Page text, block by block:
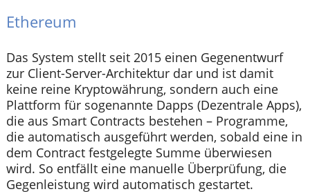
Ethereum
Das System stellt seit 2015 einen Gegenentwurf
zur Client-Server-Architektur dar und ist damit
keine reine Kryptowährung, sondern auch eine
Plattform für sogenannte Dapps (Dezentrale Apps),
die aus Smart Contracts bestehen – Programme,
die automatisch ausgeführt werden, sobald eine in
dem Contract festgelegte Summe überwiesen
wird. So entfällt eine manuelle Überprüfung, die
Gegenleistung wird automatisch gestartet.